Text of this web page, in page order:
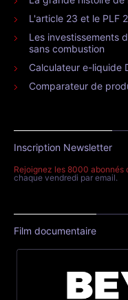
L'article 23 et le PLF
Les investissements
sans combustion
Calculateur e-liquide
Comparateur de
Inscription Newsletter
Rejoignez les 8000 abonnés
chaque vendredi par email.
Film documentaire